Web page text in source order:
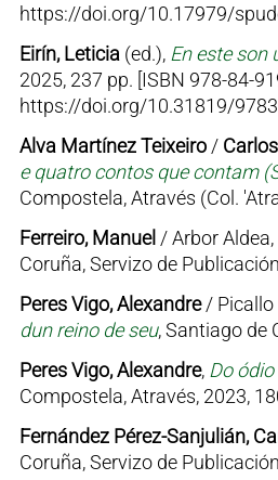
https://doi.org/10.17979/
Eirín, Leticia (ed.), En este son
2025, 237 pp. [ISBN 978-84-
https://doi.org/10.31819/
Alva Martínez Teixeiro/
e quatro contos que contam
Compostela, Através (Col.
Ferreiro, Manuel / Arbor
Coruña, Servizo de
Peres Vigo, Alexandre/ Picallo
dun reino de seu, Santiago de
Peres Vigo, Alexandre, Do
Compostela, Através, 2023,
Fernández Pérez-Sanjulián,
Coruña, Servizo de